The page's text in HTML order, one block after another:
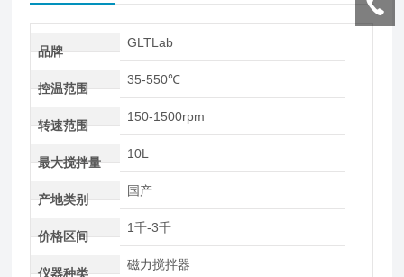
品牌
GLTLab
控温范围
35-550℃
转速范围
150-1500rpm
最大搅拌量
10L
产地类别
国产
价格区间
1千-3千
仪器种类
磁力搅拌器